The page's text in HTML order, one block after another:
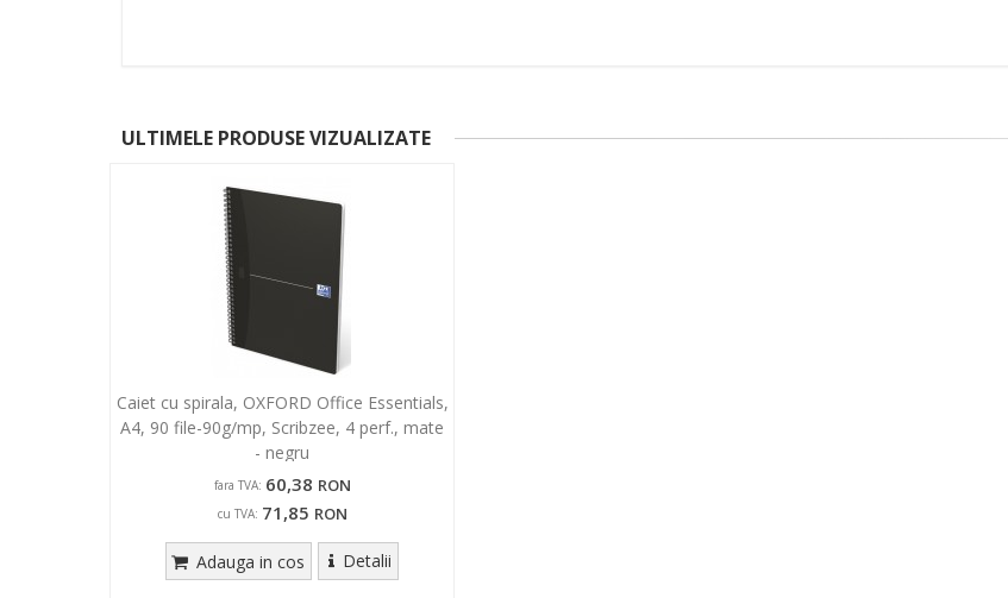
ULTIMELE PRODUSE VIZUALIZATE
Caiet cu spirala, OXFORD Office Essentials,
A4, 90 file-90g/mp, Scribzee, 4 perf., mate
- negru
fara TVA: 60,38 RON
cu TVA: 71,85 RON
Adauga in cos Detalii